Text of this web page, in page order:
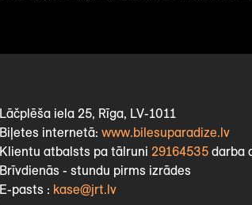
Lāčplēša iela 25, Rīga, LV-1011
Biļetes internetā: www.bilesuparadize.lv
Klientu atbalsts pa tālruni 29164535darba
Brīvdienās - stundu pirms izrādes
E-pasts : kase@jrt.lv